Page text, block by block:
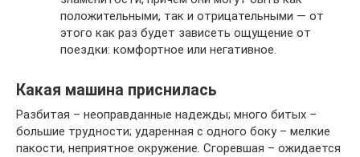
положительными, так и отрицательными — от
этого как раз будет зависеть ощущение от
поездки: комфортное или негативное.
Какая машина приснилась
Разбитая – неоправданные надежды; много битых –
большие трудности; ударенная с одного боку – мелкие
пакости, неприятное окружение. Сгоревшая – ожидается